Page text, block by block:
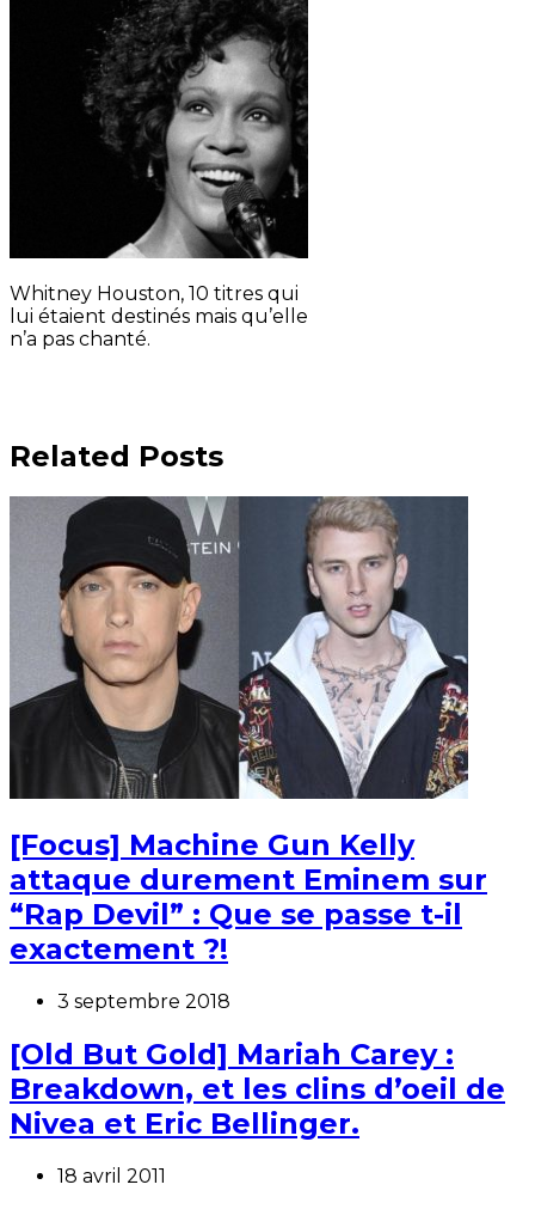
Whitney Houston, 10 titres qui
lui étaient destinés mais qu’elle
n’a pas chanté.
Related Posts
[Focus] Machine Gun Kelly
attaque durement Eminem sur
“Rap Devil” : Que se passe t-il
exactement ?!
3 septembre 2018
[Old But Gold] Mariah Carey :
Breakdown, et les clins d’oeil de
Nivea et Eric Bellinger.
18 avril 2011